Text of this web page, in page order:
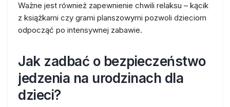
Ważne jest również zapewnienie chwili relaksu – kącik
z książkami czy grami planszowymi pozwoli dzieciom
odpocząć po intensywnej zabawie.
Jak zadbać o bezpieczeństwo
jedzenia na urodzinach dla
dzieci?